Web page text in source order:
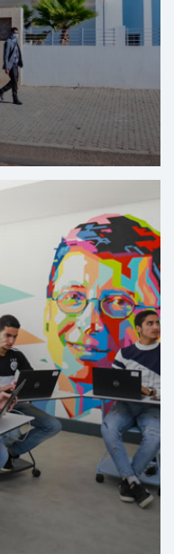
toerisme El Hank -